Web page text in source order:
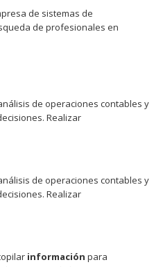
de sistemas de
de profesionales en
de operaciones contables y
Realizar
de operaciones contables y
Realizar
información para